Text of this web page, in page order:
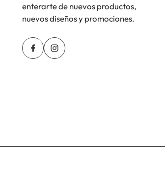
enterarte de nuevos productos,
nuevos diseños y promociones.